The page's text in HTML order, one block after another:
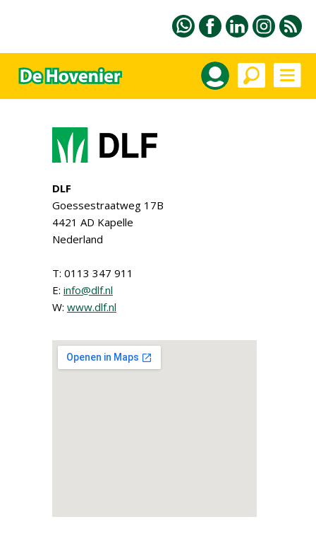
DLF
Goessestraatweg 17B
4421 AD Kapelle
Nederland
T: 0113 347 911
E: info@dlf.nl
W: www.dlf.nl